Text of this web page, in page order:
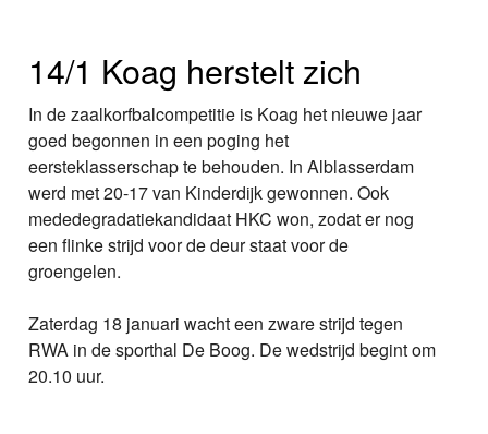
14/1 Koag herstelt zich
In de zaalkorfbalcompetitie is Koag het nieuwe jaar
goed begonnen in een poging het
eersteklasserschap te behouden. In Alblasserdam
werd met 20-17 van Kinderdijk gewonnen. Ook
mededegradatiekandidaat HKC won, zodat er nog
een flinke strijd voor de deur staat voor de
groengelen.
Zaterdag 18 januari wacht een zware strijd tegen
RWA in de sporthal De Boog. De wedstrijd begint om
20.10 uur.